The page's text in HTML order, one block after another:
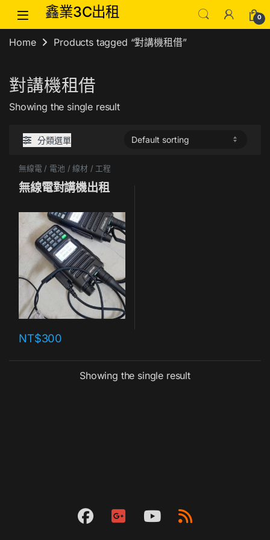
Skip to navigation
Skip to content鑫業3C出租 0
Home Products tagged “對講機租借”
對講機租借
Showing the single result
分類選單
無線電 / 電池 / 線材 / 工程
無線電對講機出租
NT$300
Showing the single result